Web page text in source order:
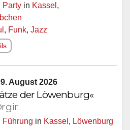
Party in Kassel ,
, Funk, Jazz
August 2026
der Löwenburg«
Führung in Kassel , Löwenburg